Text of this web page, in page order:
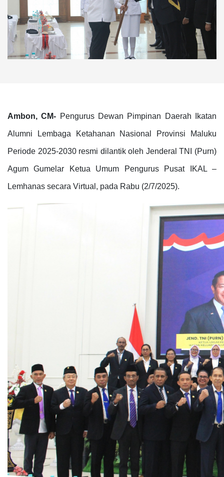
Ambon, CM- Pengurus Dewan Pimpinan Daerah Ikatan
Alumni Lembaga Ketahanan Nasional Provinsi Maluku
Periode 2025-2030 resmi dilantik oleh Jenderal TNI (Purn)
Agum Gumelar Ketua Umum Pengurus Pusat IKAL –
Lemhanas secara Virtual, pada Rabu (2/7/2025).